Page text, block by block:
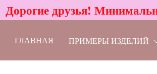
Дорогие друзья!
ГЛАВНАЯ ПРИМЕРЫ ИЗДЕЛИЙ